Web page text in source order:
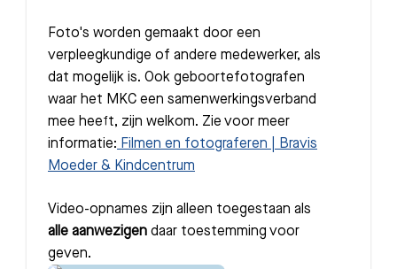
Foto's worden gemaakt door een
verpleegkundige of andere medewerker, als
dat mogelijk is. Ook geboortefotografen
waar het MKC een samenwerkingsverband
mee heeft, zijn welkom. Zie voor meer
informatie: Filmen en fotograferen | Bravis
Moeder & Kindcentrum
Video-opnames zijn alleen toegestaan als
alle aanwezigen daar toestemming voor
geven.